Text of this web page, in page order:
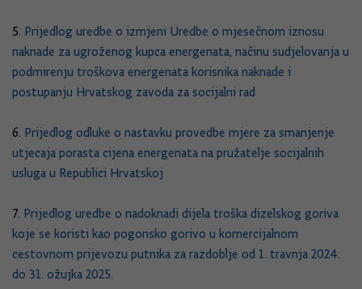
5. Prijedlog uredbe o izmjeni Uredbe o mjesečnom iznosu
naknade za ugroženog kupca energenata, načinu sudjelovanja u
podmirenju troškova energenata korisnika naknade i
postupanju Hrvatskog zavoda za socijalni rad
6. Prijedlog odluke o nastavku provedbe mjere za smanjenje
utjecaja porasta cijena energenata na pružatelje socijalnih
usluga u Republici Hrvatskoj
7. Prijedlog uredbe o nadoknadi dijela troška dizelskog goriva
koje se koristi kao pogonsko gorivo u komercijalnom
cestovnom prijevozu putnika za razdoblje od 1. travnja 2024.
do 31. ožujka 2025.